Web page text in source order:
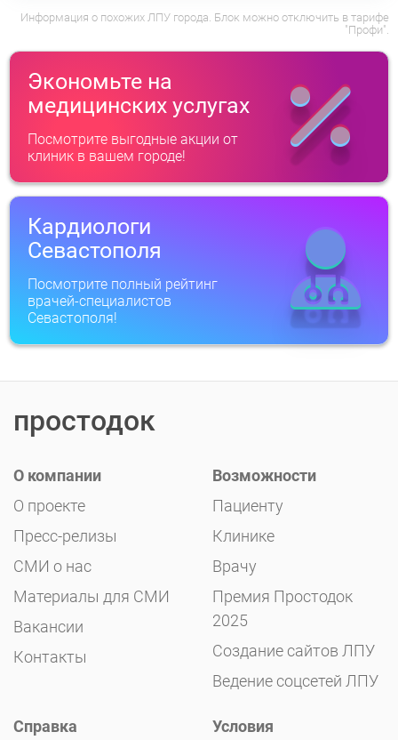
Информация о похожих ЛПУ города. Блок можно отключить в тарифе
"Профи".
Экономьте на
медицинских услугах
Посмотрите выгодные акции от
клиник в вашем городе!
Кардиологи
Севастополя
Посмотрите полный рейтинг
врачей-специалистов
Севастополя!
простодок
О компании
О проекте
Пресс-релизы
СМИ о нас
Материалы для СМИ
Вакансии
Контакты
Возможности
Пациенту
Клинике
Врачу
Премия Простодок
2025
Создание сайтов ЛПУ
Ведение соцсетей ЛПУ
Справка
Условия